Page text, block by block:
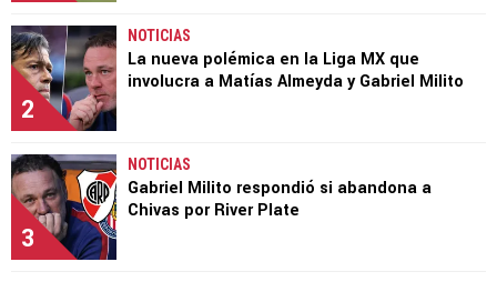
2
NOTICIAS
La nueva polémica en la Liga MX que
involucra a Matías Almeyda y Gabriel Milito
3
NOTICIAS
Gabriel Milito respondió si abandona a
Chivas por River Plate